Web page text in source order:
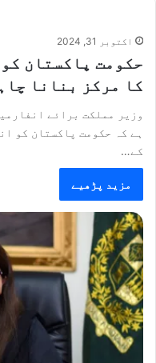
اکتوبر 31, 2024
حکومت پاکستان
کا مرکز بنانا
وزیر مملکت برائے
ہے کہ حکومت پاکستان کو
کے…
مزید پڑھیے